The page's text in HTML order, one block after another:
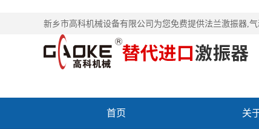
新乡市高科机械设备有限公司为您免费提供法兰激振器,
首页 关